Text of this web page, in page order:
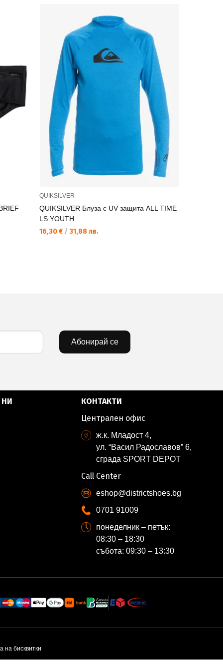
QUIKSILVER
QUIKSILVER Блуза с UV защита ALL TIME
LS YOUTH
16,30 € / 31,88 лв.
Абонирай се
КОНТАКТИ
Централен офис
ж.к. Младост 4,
ул. “Васил Радославов” 6,
сграда SPORT DEPOT
Call Center
eshop@districtshoes.bg
0701 91009
понеделник – петък:
08:30 – 18:30
събота: 09:30 – 13:30
на бисквитки